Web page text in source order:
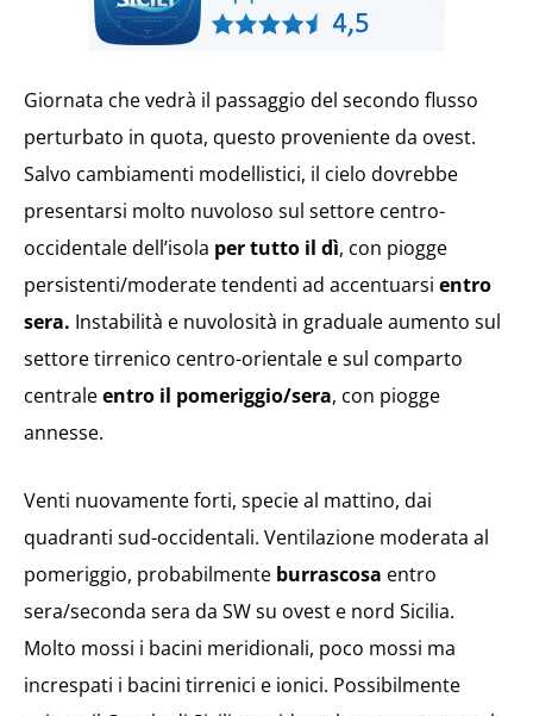
Giornata che vedrà il passaggio del secondo flusso
perturbato in quota, questo proveniente da ovest.
Salvo cambiamenti modellistici, il cielo dovrebbe
presentarsi molto nuvoloso sul settore centro-
occidentale dell’isola per tutto il dì, con piogge
persistenti/moderate tendenti ad accentuarsi entro
sera. Instabilità e nuvolosità in graduale aumento sul
settore tirrenico centro-orientale e sul comparto
centraleentro il pomeriggio/sera, con piogge
annesse.
Venti nuovamente forti, specie al mattino, dai
quadranti sud-occidentali. Ventilazione moderata al
pomeriggio, probabilmente burrascosa entro
sera/seconda sera da SW su ovest e nord Sicilia.
Molto mossi i bacini meridionali, poco mossi ma
increspati i bacini tirrenici e ionici. Possibilmente